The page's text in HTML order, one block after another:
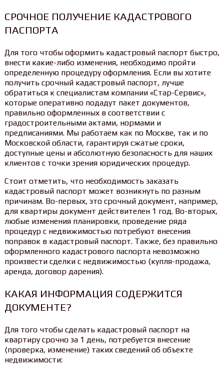
СРОЧНОЕ ПОЛУЧЕНИЕ КАДАСТРОВОГО
ПАСПОРТА
Для того чтобы оформить кадастровый паспорт быстро,
внести какие-либо изменения, необходимо пройти
определенную процедуру оформления. Если вы хотите
получить срочный кадастровый паспорт, лучше
обратиться к специалистам компании «Стар-Сервис»,
которые оперативно подадут пакет документов,
правильно оформленных в соответствии с
градостроительными актами, нормами и
предписаниями. Мы работаем как по Москве, так и по
Московской области, гарантируя сжатые сроки,
доступные цены и абсолютную безопасность для наших
клиентов с точки зрения юридических процедур.
Стоит отметить, что необходимость заказать
кадастровый паспорт может возникнуть по разным
причинам. Во-первых, это срочный документ, например,
для квартиры документ действителен 1 год. Во-вторых,
любые изменения планировки, проведение ряда
процедур с недвижимостью потребуют внесения
поправок в кадастровый паспорт. Также, без правильно
оформленного кадастрового паспорта невозможно
произвести сделки с недвижимостью (купля-продажа,
аренда, договор дарения).
КАКАЯ ИНФОРМАЦИЯ СОДЕРЖИТСЯ
ДОКУМЕНТЕ?
Для того чтобы сделать кадастровый паспорт на
квартиру срочно за 1 день, потребуется внесение
(проверка, изменение) таких сведений об объекте
недвижимости: